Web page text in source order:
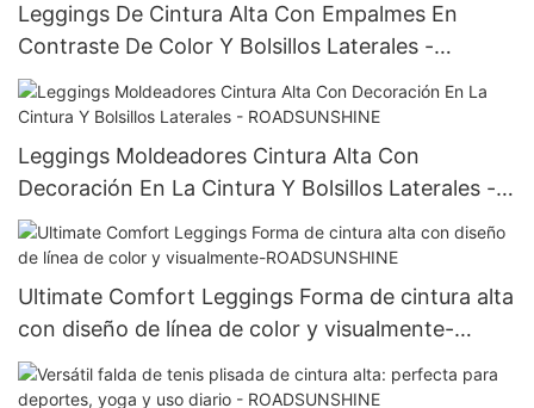
Leggings De Cintura Alta Con Empalmes En
Contraste De Color Y Bolsillos Laterales -
ROADSUNSHINE
Leggings Moldeadores Cintura Alta Con
Decoración En La Cintura Y Bolsillos Laterales -
ROADSUNSHINE
Ultimate Comfort Leggings Forma de cintura alta
con diseño de línea de color y visualmente-
ROADSUNSHINE